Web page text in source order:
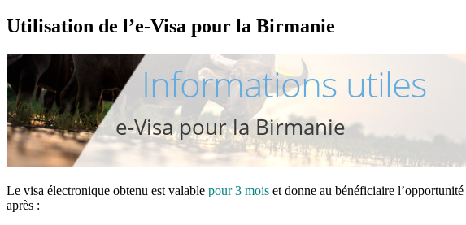
Utilisation de l’e-Visa pour la Birmanie
Le visa électronique obtenu est valable pour 3 mois et donne au bénéficiaire
après :